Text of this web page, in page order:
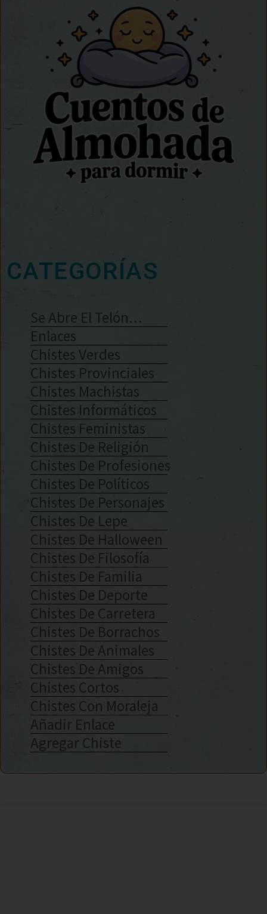
CATEGORÍAS
Se Abre El Telón…
Enlaces
Chistes Verdes
Chistes Provinciales
Chistes Machistas
Chistes Informáticos
Chistes Feministas
Chistes De Religión
Chistes De Profesiones
Chistes De Políticos
Chistes De Personajes
Chistes De Lepe
Chistes De Halloween
Chistes De Filosofía
Chistes De Familia
Chistes De Deporte
Chistes De Carretera
Chistes De Borrachos
Chistes De Animales
Chistes De Amigos
Chistes Cortos
Chistes Con Moraleja
Añadir Enlace
Agregar Chiste